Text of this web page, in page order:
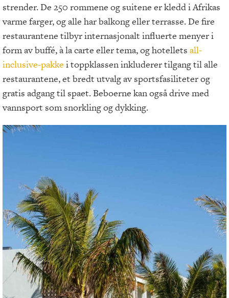
strender. De 250 rommene og suitene er kledd i Afrikas
varme farger, og alle har balkong eller terrasse. De fire
restaurantene tilbyr internasjonalt influerte menyer i
form av buffé, à la carte eller tema, og hotellets all-
inclusive-pakke i toppklassen inkluderer tilgang til alle
restaurantene, et bredt utvalg av sportsfasiliteter og
gratis adgang til spaet. Beboerne kan også drive med
vannsport som snorkling og dykking.